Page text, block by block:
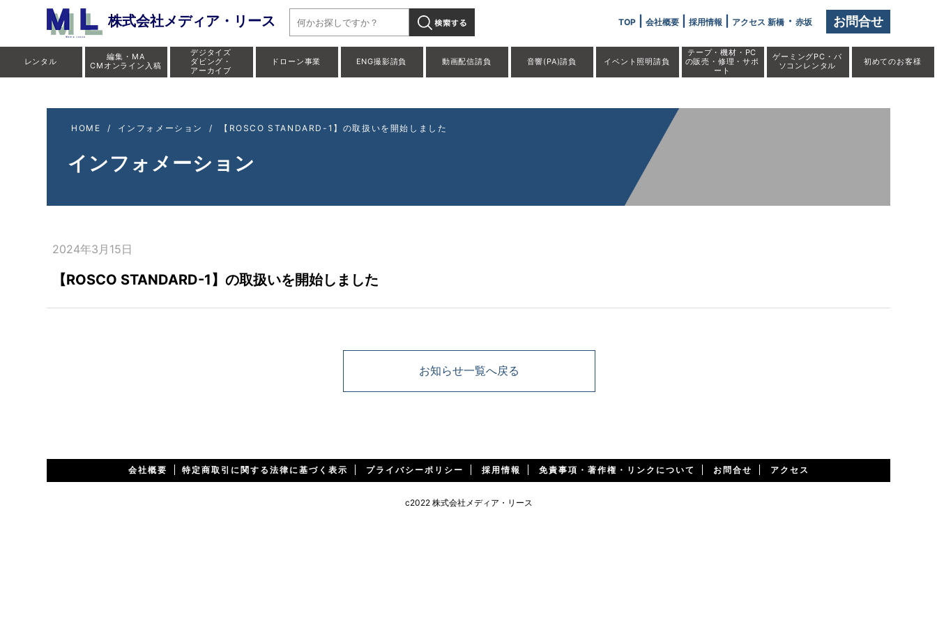
【ROSCO STANDARD-1】の取扱いを開始しました」" />
株式会社メディア・リース お問合せ
TOP| 会社概要| 採用情報 アクセス 新橋・ 赤坂
レンタル
編集・MA
CMオンライン入稿
デジタイズ
ダビング・
アーカイブ
ドローン事業 ENG撮影請負 動画配信請負 音響(PA)請負 イベント照明請負
テープ・機材・PC
の販売・修理・サポ
ート
ゲーミングPC・パ
ソコンレンタル
初めてのお客様
HOME / インフォメーション / 【ROSCO STANDARD-1】の取扱いを開始しました
インフォメーション
2024年3月15日
【ROSCO STANDARD-1】の取扱いを開始しました
お知らせ一覧へ戻る
会社概要 特定商取引に関する法律に基づく表示 プライバシーポリシー 採用情報 免責事項・著作権・リンクについて お問合せ アクセス
c2022 株式会社メディア・リース